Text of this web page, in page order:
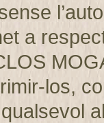
a
los,